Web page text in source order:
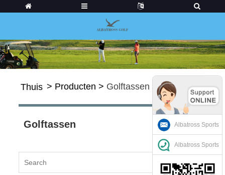
Thuis > Producten > Golftassen
Golftassen Albatross Sports
Albatross Sports